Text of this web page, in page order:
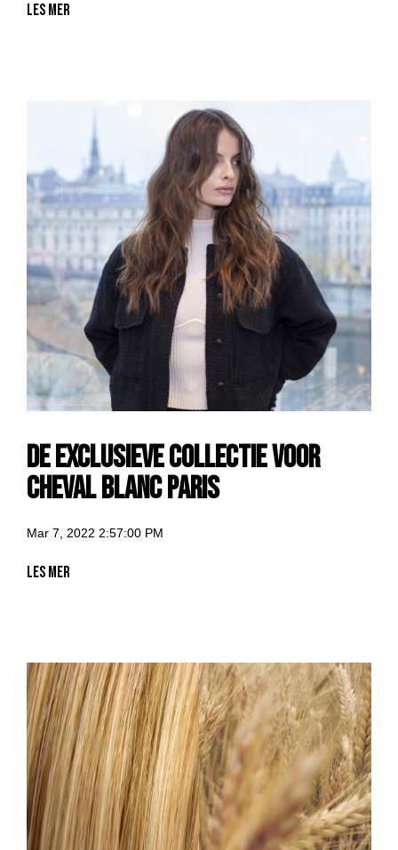
Les mer
De Exclusieve Collectie voor
Cheval Blanc Paris
Mar 7, 2022 2:57:00 PM
Les mer